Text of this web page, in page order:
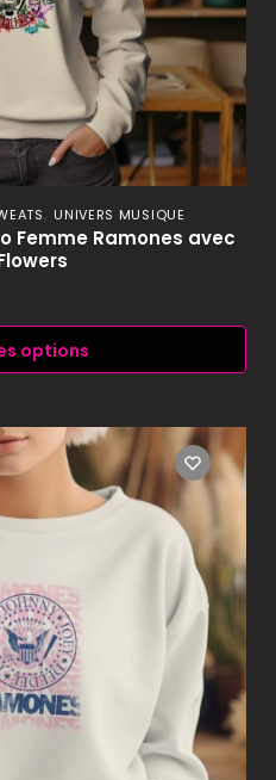
, UNIVERS MUSIQUE
Femme Ramones avec
options